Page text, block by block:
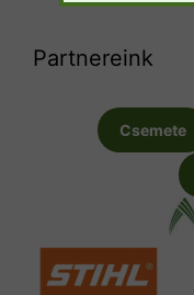
Partnereink
Csemete